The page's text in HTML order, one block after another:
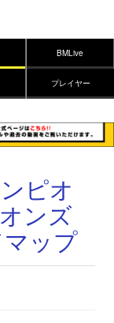
BMLive
プレイヤー
ピオ
ンズ
ップ